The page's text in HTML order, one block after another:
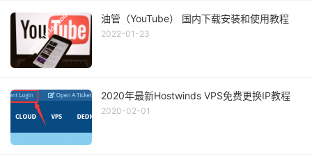
油管（YouTube） 国内下载安装和使用教程
2022-01-23
2020年最新Hostwinds VPS免费更换IP教程
2020-02-01